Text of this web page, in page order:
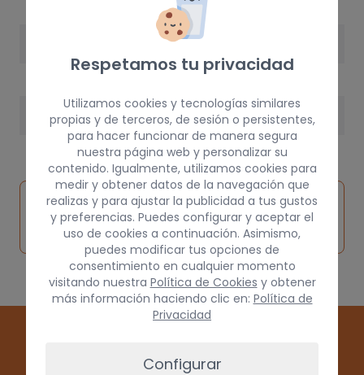
PESO
Inspeccionar
vehículo de
origen
Solicitar
pieza
Consultar
por
Respetamos tu privacidad
Utilizamos cookies y tecnologías similares
propias y de terceros, de sesión o persistentes,
para hacer funcionar de manera segura
nuestra página web y personalizar su
contenido. Igualmente, utilizamos cookies para
medir y obtener datos de la navegación que
realizas y para ajustar la publicidad a tus gustos
y preferencias. Puedes configurar y aceptar el
uso de cookies a continuación. Asimismo,
puedes modificar tus opciones de
consentimiento en cualquier momento
visitando nuestra Política de Cookies y obtener
más información haciendo clic en: Política de
Privacidad
Configurar